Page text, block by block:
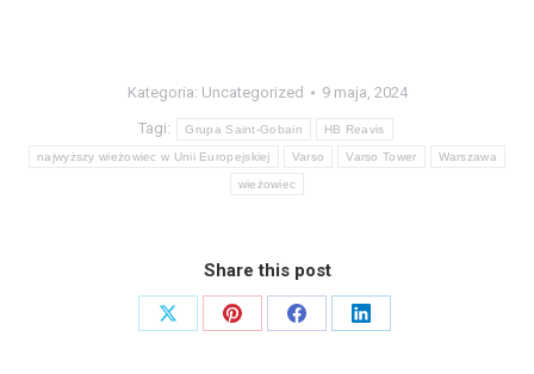
Kategoria: Uncategorized 9 maja, 2024
Tagi: Grupa Saint-Gobain HB Reavis
najwyższy wieżowiec w Unii Europejskiej Varso Varso Tower Warszawa
wieżowiec
Share this post
Share
Share
Share
Share